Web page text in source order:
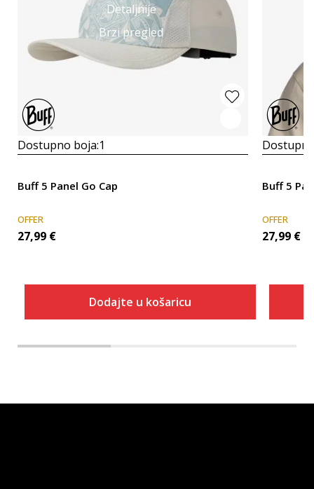
Detaljnije
Brzi pregled
Dostupno boja:1
Buff 5 Panel Go Cap
OFFER
27,99 €
Dodajte u košaricu
Buff 5
OFFER
27,99 €